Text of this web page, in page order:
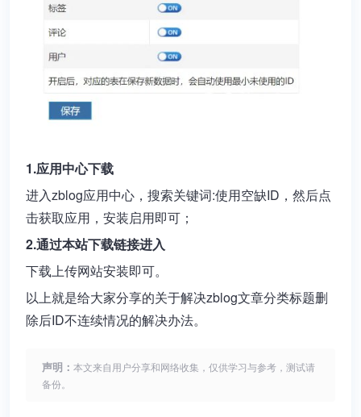
1.应用中心下载
进入zblog应用中心，搜索关键词:使用空缺ID，然后点
击获取应用，安装启用即可；
2.通过本站下载链接进入
下载上传网站安装即可。
以上就是给大家分享的关于解决zblog文章分类标题删
除后ID不连续情况的解决办法。
声明： 本文来自用户分享和网络收集，仅供学习与参考，测试请
备份。